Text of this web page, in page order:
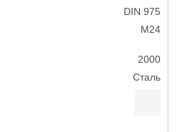
DIN 975
М24
2000
Сталь